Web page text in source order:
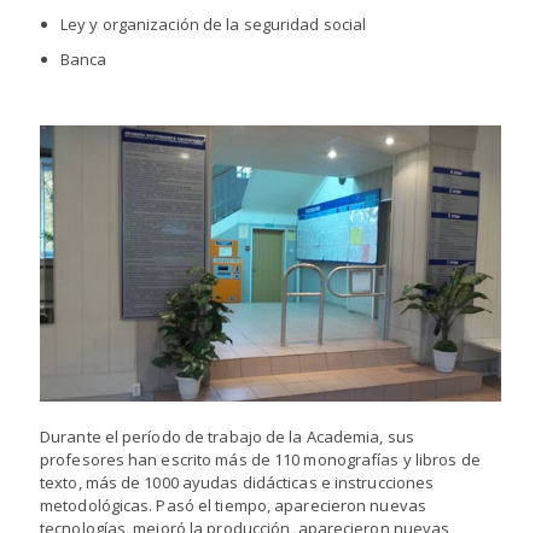
Ley y organización de la seguridad social
Banca
Durante el período de trabajo de la Academia, sus
profesores han escrito más de 110 monografías y libros de
texto, más de 1000 ayudas didácticas e instrucciones
metodológicas. Pasó el tiempo, aparecieron nuevas
tecnologías, mejoró la producción, aparecieron nuevas